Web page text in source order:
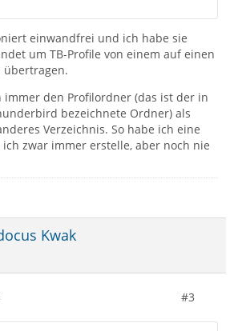
einwandfrei und ich habe sie
um TB-Profile von einem auf einen
übertragen.
immer den Profilordner (das ist der in
bezeichnete Ordner) als
Verzeichnis. So habe ich eine
zwar immer erstelle, aber noch nie
Kwak
#3